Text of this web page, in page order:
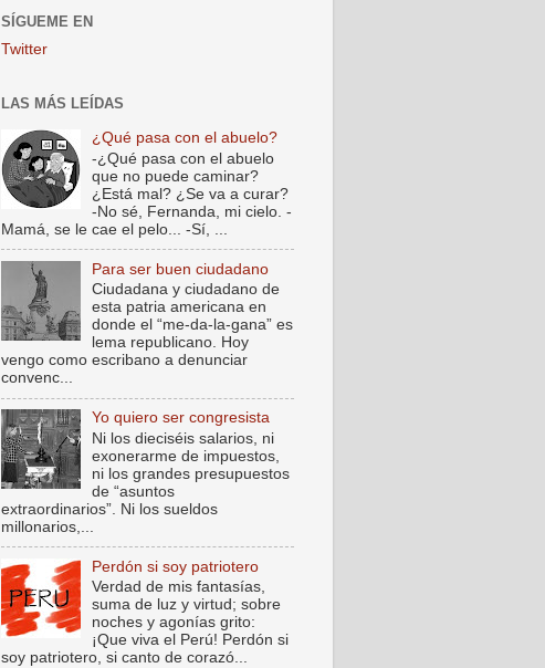
SÍGUEME EN
Twitter
LAS MÁS LEÍDAS
¿Qué pasa con el abuelo?
-¿Qué pasa con el abuelo
que no puede caminar?
¿Está mal? ¿Se va a curar?
-No sé, Fernanda, mi cielo. -
Mamá, se le cae el pelo... -Sí, ...
Para ser buen ciudadano
Ciudadana y ciudadano de
esta patria americana en
donde el “me-da-la-gana” es
lema republicano. Hoy
vengo como escribano a denunciar
convenc...
Yo quiero ser congresista
Ni los dieciséis salarios, ni
exonerarme de impuestos,
ni los grandes presupuestos
de “asuntos
extraordinarios”. Ni los sueldos
millonarios,...
Perdón si soy patriotero
Verdad de mis fantasías,
suma de luz y virtud; sobre
noches y agonías grito:
¡Que viva el Perú! Perdón si
soy patriotero, si canto de corazó...